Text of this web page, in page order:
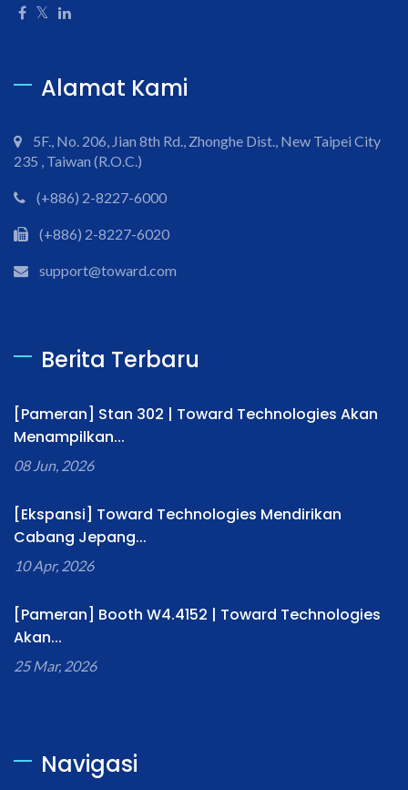
Alamat Kami
5F., No. 206, Jian 8th Rd., Zhonghe Dist., New Taipei City
235 , Taiwan (R.O.C.)
(+886) 2-8227-6000
(+886) 2-8227-6020
support@toward.com
Berita Terbaru
[Pameran] Stan 302 | Toward Technologies Akan
Menampilkan...
08 Jun, 2026
[Ekspansi] Toward Technologies Mendirikan
Cabang Jepang...
10 Apr, 2026
[Pameran] Booth W4.4152 | Toward Technologies
Akan...
25 Mar, 2026
Navigasi